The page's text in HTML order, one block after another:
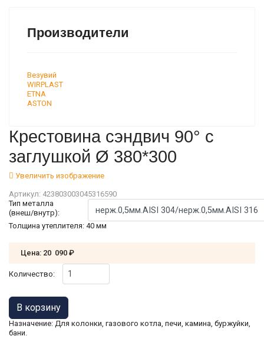
Производители
Везувий
WIRPLAST
ETNA
ASTON
Крестовина сэндвич 90° с
заглушкой Ø 380*300
Увеличить изображение
Артикул: 423803003045316590
Тип металла
(внеш/внутр):
Толщина утеплителя: 40 мм
Цена: 20 090 ₽
Количество:
Назначение: Для колонки, газового котла, печи, камина, буржуйки,
бани.